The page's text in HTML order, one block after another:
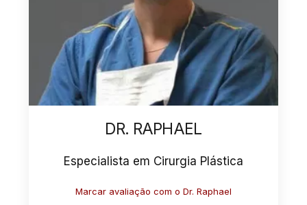
DR. ANTONIO
Especialista em Cirurgia Plástica
Marcar avaliação com o Dr. Antonio